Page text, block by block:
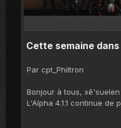
Cette semaine
Par cpt_Philtron
Bonjour à tous,
L'Alpha 4.1.1 continue de